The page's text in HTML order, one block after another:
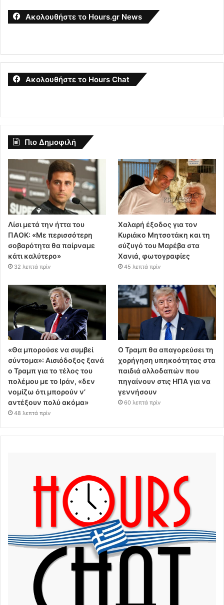
Ακολουθήστε το Hours.gr News
Ακολουθήστε το Hours Chat
Πιο Δημοφιλή
Λίσι μετά την ήττα του
ΠΑΟΚ: «Με περισσότερη
σοβαρότητα θα παίρναμε
κάτι καλύτερο»
32 λεπτά πρίν
Χαλαρή έξοδος για τον
Κυριάκο Μητσοτάκη και τη
σύζυγό του Μαρέβα στα
Χανιά, φωτογραφίες
45 λεπτά πρίν
«Θα μπορούσε να συμβεί
σύντομα»: Αισιόδοξος ξανά
ο Τραμπ για το τέλος του
πολέμου με το Ιράν, «δεν
νομίζω ότι μπορούν ν’
αντέξουν πολύ ακόμα»
48 λεπτά πρίν
Ο Τραμπ θα απαγορεύσει τη
χορήγηση υπηκοότητας στα
παιδιά αλλοδαπών που
πηγαίνουν στις ΗΠΑ για να
γεννήσουν
60 λεπτά πρίν